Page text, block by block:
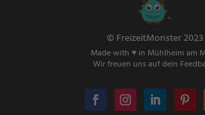
© FreizeitMonster 2023
Made with ♥ in Mühlheim am
Wir freuen uns auf dein